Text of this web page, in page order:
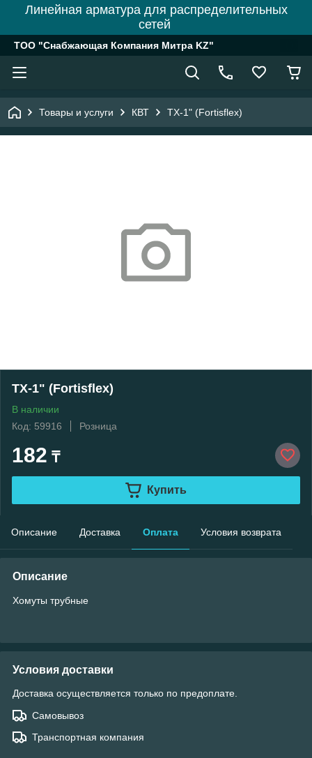
Линейная арматура для распределительных
сетей
ТОО "Снабжающая Компания Митра KZ"
Товары и услуги КВТ ТХ-1" (Fortisflex)
ТХ-1" (Fortisflex)
В наличии
Код: 59916
Розница
182 ₸
Купить
Описание Доставка Оплата Условия возврата
Описание
Хомуты трубные
Условия доставки
Доставка осуществляется только по предоплате.
Самовывоз
Транспортная компания